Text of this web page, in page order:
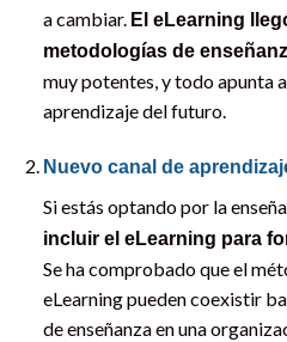
a cambiar. El eLearning
metodologías de
muy potentes, y todo apunta
aprendizaje del futuro.
Nuevo canal de
Si estás optando por la
incluir el eLearning para
Se ha comprobado que el
eLearning pueden coexistir
de enseñanza en una